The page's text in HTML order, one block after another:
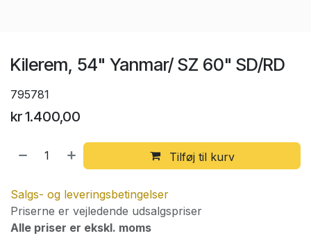
Kilerem, 54" Yanmar/ SZ 60" SD/RD
795781
kr1.400,00
Tilføj til kurv
Salgs- og leveringsbetingelser
Priserne er vejledende udsalgspriser
Alle priser er ekskl. moms